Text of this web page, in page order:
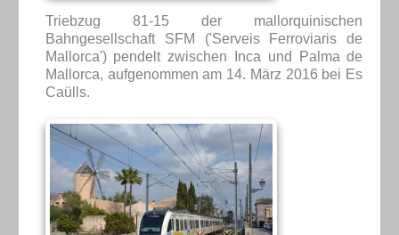
Triebzug 81-15 der mallorquinischen
Bahngesellschaft SFM ('Serveis Ferroviaris de
Mallorca') pendelt zwischen Inca und Palma de
Mallorca, aufgenommen am 14. März 2016 bei Es
Caülls.